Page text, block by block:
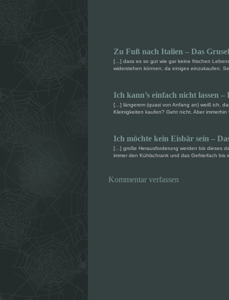
Zu Fuß nach Italien – Das
[…] dass es so gut wie gar keine frischen
widerstehen können, da einiges einzukaufen.
Ich kann’s einfach nicht lassen
[…] längerem (quasi von Anfang an) weiß ich,
Kleinigkeiten kaufen? Geht nicht. Aber
Ich möchte kein Eisbär sein –
[…] große Herausforderung werden bis dieses
immer den Kühlschrank und das Gefrierfach
Kommentar verfassen